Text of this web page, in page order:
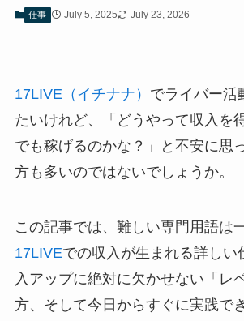
仕事 July 5, 2025 July 23, 2026
17LIVE（イチナナ） でライバー活
たいけれど、「どうやって収入を
でも稼げるのかな？」と不安に思
方も多いのではないでしょうか。
この記事では、難しい専門用語は
17LIVEでの収入が生まれる詳しい
入アップに絶対に欠かせない「レ
方、そして今日からすぐに実践で